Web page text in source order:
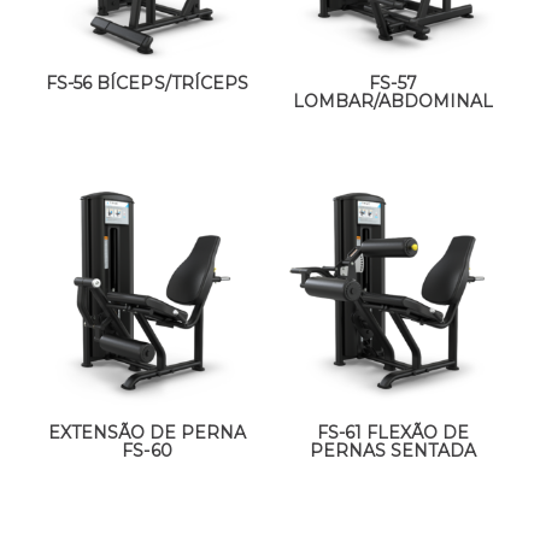
FS-56 BÍCEPS/TRÍCEPS
FS-57
LOMBAR/ABDOMINAL
EXTENSÃO DE PERNA
FS-60
FS-61 FLEXÃO DE
PERNAS SENTADA